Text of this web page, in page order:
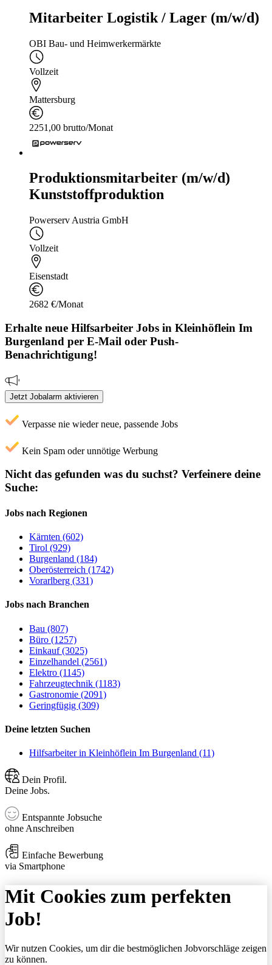
Mitarbeiter Logistik / Lager (m/w/d)
OBI Bau- und Heimwerkermärkte
Vollzeit
Mattersburg
2251,00 brutto/Monat
Produktionsmitarbeiter (m/w/d)
Kunststoffproduktion
Powerserv Austria GmbH
Vollzeit
Eisenstadt
2682 €/Monat
Erhalte neue Hilfsarbeiter Jobs in Kleinhöflein Im
Burgenland per E-Mail oder Push-
Benachrichtigung!
Jetzt Jobalarm aktivieren
Verpasse nie wieder neue, passende Jobs
Kein Spam oder unnötige Werbung
Nicht das gefunden was du suchst? Verfeinere deine
Suche:
Jobs nach Regionen
Kärnten (602)
Tirol (929)
Burgenland (184)
Oberösterreich (1742)
Vorarlberg (331)
Jobs nach Branchen
Bau (807)
Büro (1257)
Einkauf (3025)
Einzelhandel (2561)
Elektro (1145)
Fahrzeugtechnik (1183)
Gastronomie (2091)
Geringfügig (309)
Deine letzten Suchen
Hilfsarbeiter in Kleinhöflein Im Burgenland (11)
Dein Profil.
Deine Jobs.
Entspannte Jobsuche
ohne Anschreiben
Einfache Bewerbung
via Smartphone
Mit Cookies zum perfekten
Job!
Wir nutzen Cookies, um dir die bestmöglichen Jobvorschläge zeigen
zu können.